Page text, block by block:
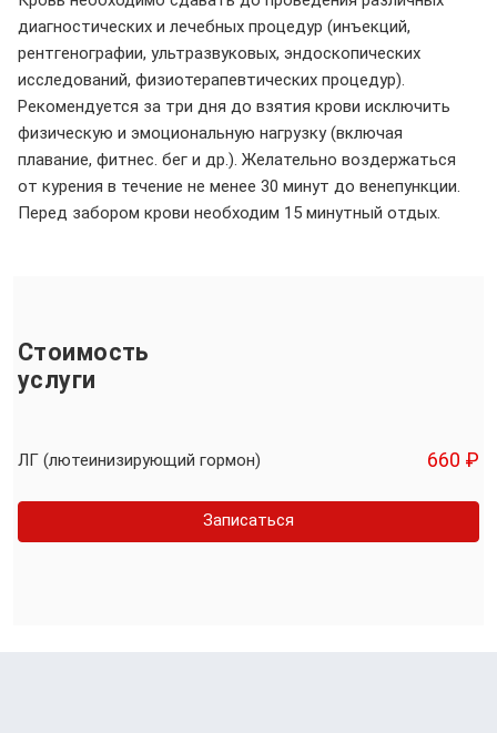
диагностических и лечебных процедур (инъекций,
рентгенографии, ультразвуковых, эндоскопических
исследований, физиотерапевтических процедур).
Рекомендуется за три дня до взятия крови исключить
физическую и эмоциональную нагрузку (включая
плавание, фитнес. бег и др.). Желательно воздержаться
от курения в течение не менее 30 минут до венепункции.
Перед забором крови необходим 15 минутный отдых.
Стоимость
услуги
ЛГ (лютеинизирующий гормон) 660 ₽
Записаться